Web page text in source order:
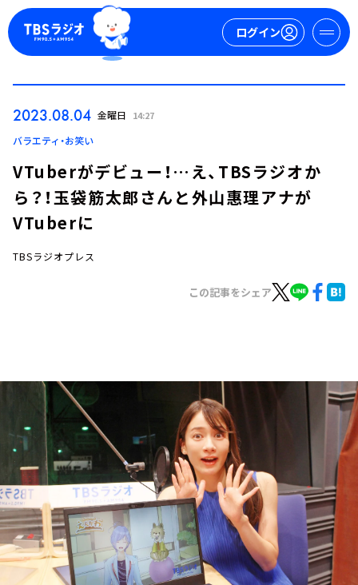
ログイン
ログイン
イベント・グッズ
YouTube
会社情報
2023.08.04 金曜日 14:27
バラエティ・お笑い
VTuberがデビュー！…え、TBSラジオか
ら？！玉袋筋太郎さんと外山惠理アナが
VTuberに
TBSラジオプレス
この記事をシェア